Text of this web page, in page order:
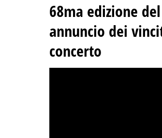
68ma edizione
annuncio dei
concerto